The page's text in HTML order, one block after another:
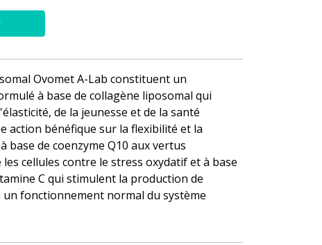
Ovomet A-Lab constituent un
à base de collagène liposomal qui
de la jeunesse et de la santé
action bénéfique sur la flexibilité et la
base de coenzyme Q10 aux vertus
cellules contre le stress oxydatif et à base
C qui stimulent la production de
fonctionnement normal du système